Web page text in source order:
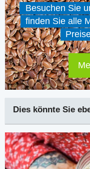
Besuchen Sie
finden Sie alle
Dies könnte Sie